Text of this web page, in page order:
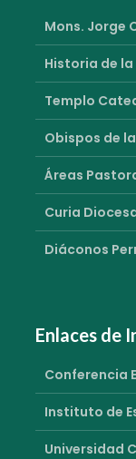
Mons. Jorge
Historia de
Templo
Obispos de
Áreas
Curia
Diáconos
Enlaces de
Conferencia
Instituto de
Universidad